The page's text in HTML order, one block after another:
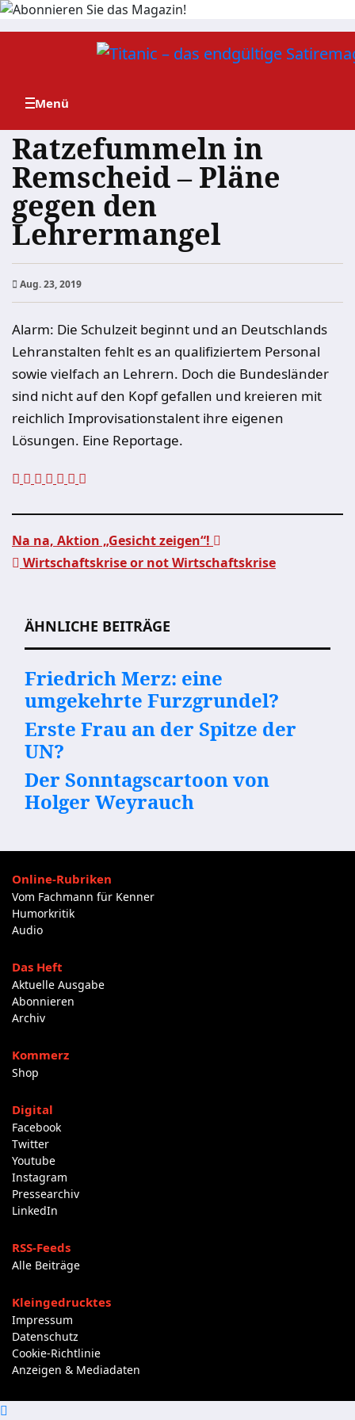
Zum
Ratzefummeln in
Remscheid – Pläne
gegen den
Lehrermangel
Aug. 23, 2019
Alarm: Die Schulzeit beginnt und an Deutschlands
Lehranstalten fehlt es an qualifiziertem Personal
sowie vielfach an Lehrern. Doch die Bundesländer
sind nicht auf den Kopf gefallen und kreieren mit
reichlich Improvisationstalent ihre eigenen
Lösungen. Eine Reportage.
Na na, Aktion „Gesicht zeigen“!
Wirtschaftskrise or not Wirtschaftskrise
ÄHNLICHE BEITRÄGE
Friedrich Merz: eine
umgekehrte Furzgrundel?
Erste Frau an der Spitze der
UN?
Der Sonntagscartoon von
Holger Weyrauch
Online-Rubriken
Vom Fachmann für Kenner
Humorkritik
Audio
Das Heft
Aktuelle Ausgabe
Abonnieren
Archiv
Kommerz
Shop
Digital
Facebook
Twitter
Youtube
Instagram
Pressearchiv
LinkedIn
RSS-Feeds
Alle Beiträge
Kleingedrucktes
Impressum
Datenschutz
Cookie-Richtlinie
Anzeigen & Mediadaten